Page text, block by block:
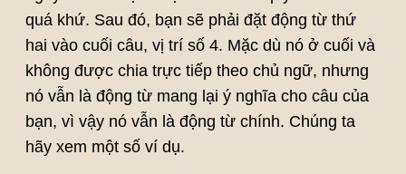
quá khứ. Sau đó, bạn sẽ phải đặt động từ thứ
hai vào cuối câu, vị trí số 4. Mặc dù nó ở cuối và
không được chia trực tiếp theo chủ ngữ, nhưng
nó vẫn là động từ mang lại ý nghĩa cho câu của
bạn, vì vậy nó vẫn là động từ chính. Chúng ta
hãy xem một số ví dụ.